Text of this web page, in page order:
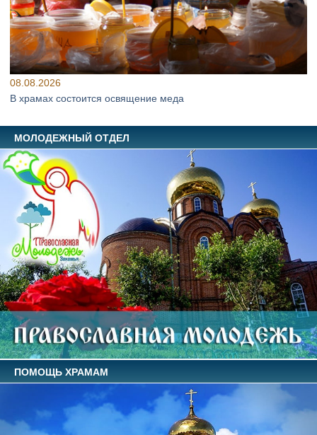
08.08.2026
В храмах состоится освящение меда
МОЛОДЕЖНЫЙ ОТДЕЛ
ПОМОЩЬ ХРАМАМ